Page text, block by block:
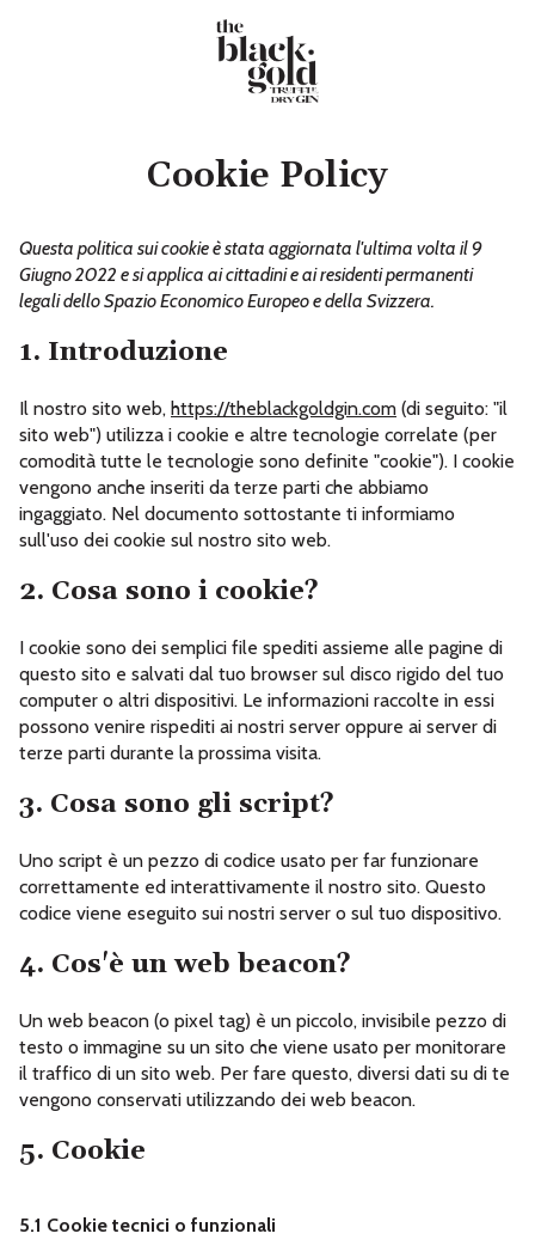
Cookie Policy
Questa politica sui cookie è stata aggiornata l'ultima volta il 9
Giugno 2022 e si applica ai cittadini e ai residenti permanenti
legali dello Spazio Economico Europeo e della Svizzera.
1. Introduzione
Il nostro sito web, https://theblackgoldgin.com (di seguito: "il
sito web") utilizza i cookie e altre tecnologie correlate (per
comodità tutte le tecnologie sono definite "cookie"). I cookie
vengono anche inseriti da terze parti che abbiamo
ingaggiato. Nel documento sottostante ti informiamo
sull'uso dei cookie sul nostro sito web.
2. Cosa sono i cookie?
I cookie sono dei semplici file spediti assieme alle pagine di
questo sito e salvati dal tuo browser sul disco rigido del tuo
computer o altri dispositivi. Le informazioni raccolte in essi
possono venire rispediti ai nostri server oppure ai server di
terze parti durante la prossima visita.
3. Cosa sono gli script?
Uno script è un pezzo di codice usato per far funzionare
correttamente ed interattivamente il nostro sito. Questo
codice viene eseguito sui nostri server o sul tuo dispositivo.
4. Cos'è un web beacon?
Un web beacon (o pixel tag) è un piccolo, invisibile pezzo di
testo o immagine su un sito che viene usato per monitorare
il traffico di un sito web. Per fare questo, diversi dati su di te
vengono conservati utilizzando dei web beacon.
5. Cookie
5.1 Cookie tecnici o funzionali